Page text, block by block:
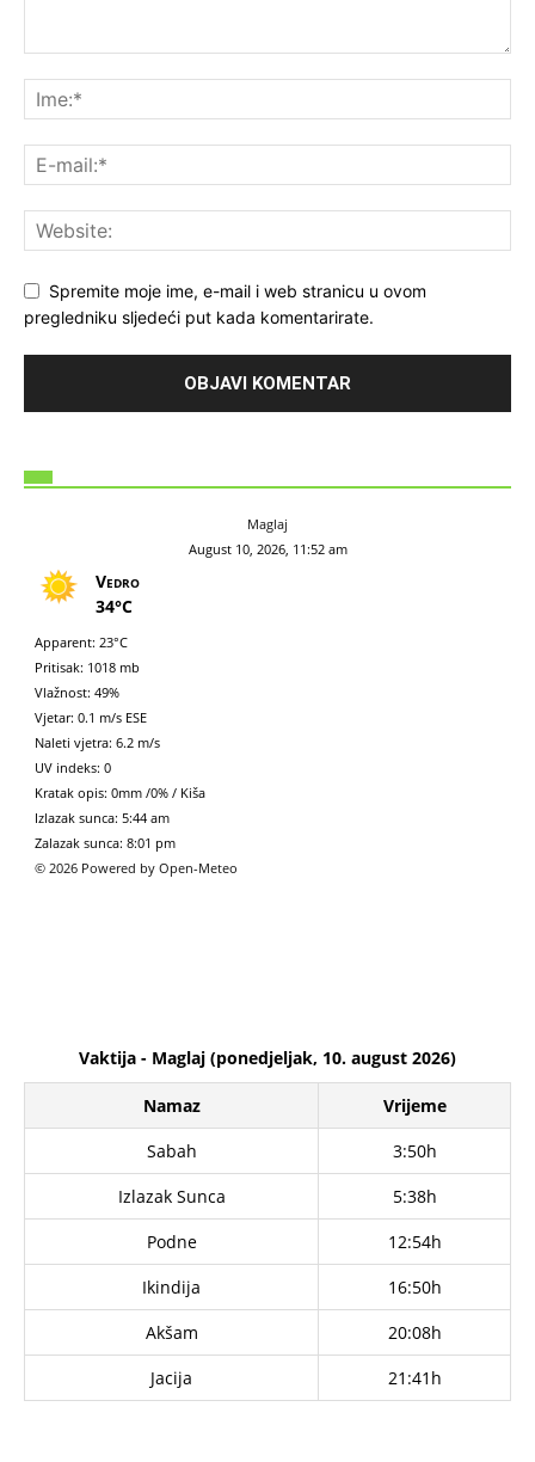
Spremite moje ime, e-mail i web stranicu u ovom
pregledniku sljedeći put kada komentarirate.
Maglaj
August 10, 2026, 11:52 am
Vedro
34°C
Apparent: 23°C
Pritisak: 1018 mb
Vlažnost: 49%
Vjetar: 0.1 m/s ESE
Naleti vjetra: 6.2 m/s
UV indeks: 0
Kratak opis: 0mm /0% / Kiša
Izlazak sunca: 5:44 am
Zalazak sunca: 8:01 pm
© 2026 Powered by Open-Meteo
Vaktija - Maglaj (ponedjeljak, 10. august 2026)
Namaz
Vrijeme
Sabah
3:50h
Izlazak Sunca
5:38h
Podne
12:54h
Ikindija
16:50h
Akšam
20:08h
Jacija
21:41h